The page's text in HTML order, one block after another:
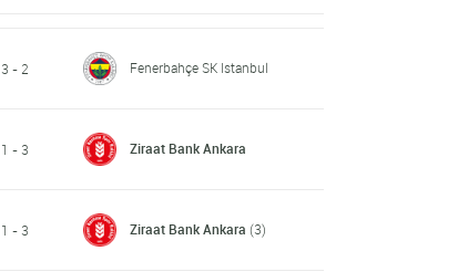
3 - 2 Fenerbahçe SK Istanbul
1 - 3 Ziraat Bank Ankara
1 - 3 Ziraat Bank Ankara (3)